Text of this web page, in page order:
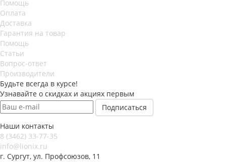
Помощь
Оплата
Доставка
Гарантия на товар
Помощь
Статьи
Вопрос-ответ
Производители
Будьте всегда в курсе!
Узнавайте о скидках и акциях первым
Наши контакты
8 (3462) 33-77-35
info@lionix.ru
г. Сургут, ул. Профсоюзов, 11